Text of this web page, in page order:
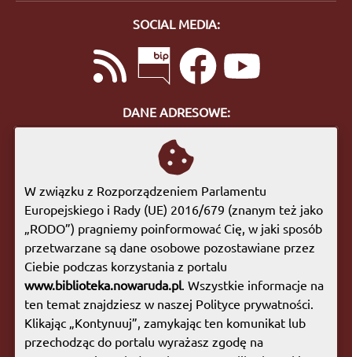
SOCIAL MEDIA:
DANE ADRESOWE:
ul. Bohaterów Getta 10
57-400 Nowa Ruda
biuro@biblioteka.nowaruda.pl
GODZINY OTWARCIA:
Poniedziałek:
09:00 - 17:00
Wtorek:
09:00 - 17:00
Środa:
09:00 - 17:00
Czwartek:
08:00 - 15:30
Piątek:
09:00 - 17:00
W związku z Rozporządzeniem Parlamentu
Europejskiego i Rady (UE) 2016/679 (znanym też jako
„RODO”) pragniemy poinformować Cię, w jaki sposób
przetwarzane są dane osobowe pozostawiane przez
Ciebie podczas korzystania z portalu
www.biblioteka.nowaruda.pl. Wszystkie informacje na
ten temat znajdziesz w naszej Polityce prywatności.
Klikając „Kontynuuj”, zamykając ten komunikat lub
przechodząc do portalu wyrażasz zgodę na